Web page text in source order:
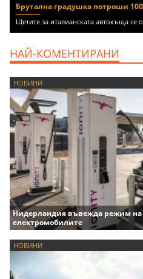
Брутална градушка потроши
Щетите за италианската автокъща се
НАЙ-КОМЕНТИРАНИ
НОВИНИ
Нидерландия въвежда режим на
електромобилите
НОВИНИ